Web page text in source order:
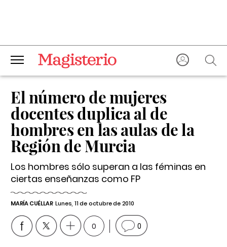
El número de mujeres
docentes duplica al de
hombres en las aulas de la
Región de Murcia
Los hombres sólo superan a las féminas en
ciertas enseñanzas como FP
MARÍA CUÉLLAR Lunes, 11 de octubre de 2010
0 0